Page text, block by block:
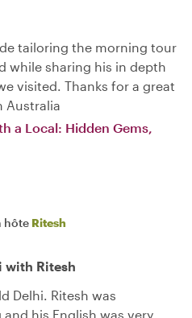
tailoring the morning tour
while sharing his in depth
visited. Thanks for a great
Australia
a Local: Hidden Gems,
hôte Ritesh
with Ritesh
Delhi. Ritesh was
his English was very